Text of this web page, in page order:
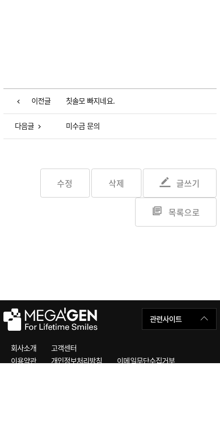
이전글 칫솔모 빠지네요.
다음글 미수금 문의
수정 삭제 글쓰기
목록으로
회사소개
이용약관
개인정보처리방침 이메일무단수집거부
고객센터
관련사이트